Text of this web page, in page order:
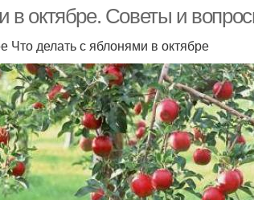
в октябре. Советы и
Что делать с яблонями в октябре